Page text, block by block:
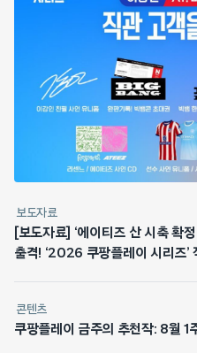
보도자료
[보도자료] ‘에이티즈 산 시축 확
출격! ‘2026 쿠팡플레이 시리즈’
콘텐츠
쿠팡플레이 금주의 추천작: 8월 1